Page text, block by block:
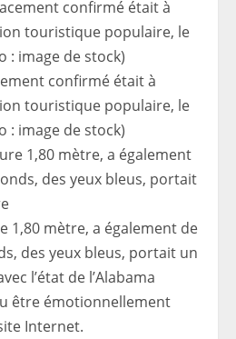
confirmé était à
touristique populaire, le
: image de stock)
1,80 mètre, a également de
des yeux bleus, portait un
l’état de l’Alabama
être émotionnellement
Internet.